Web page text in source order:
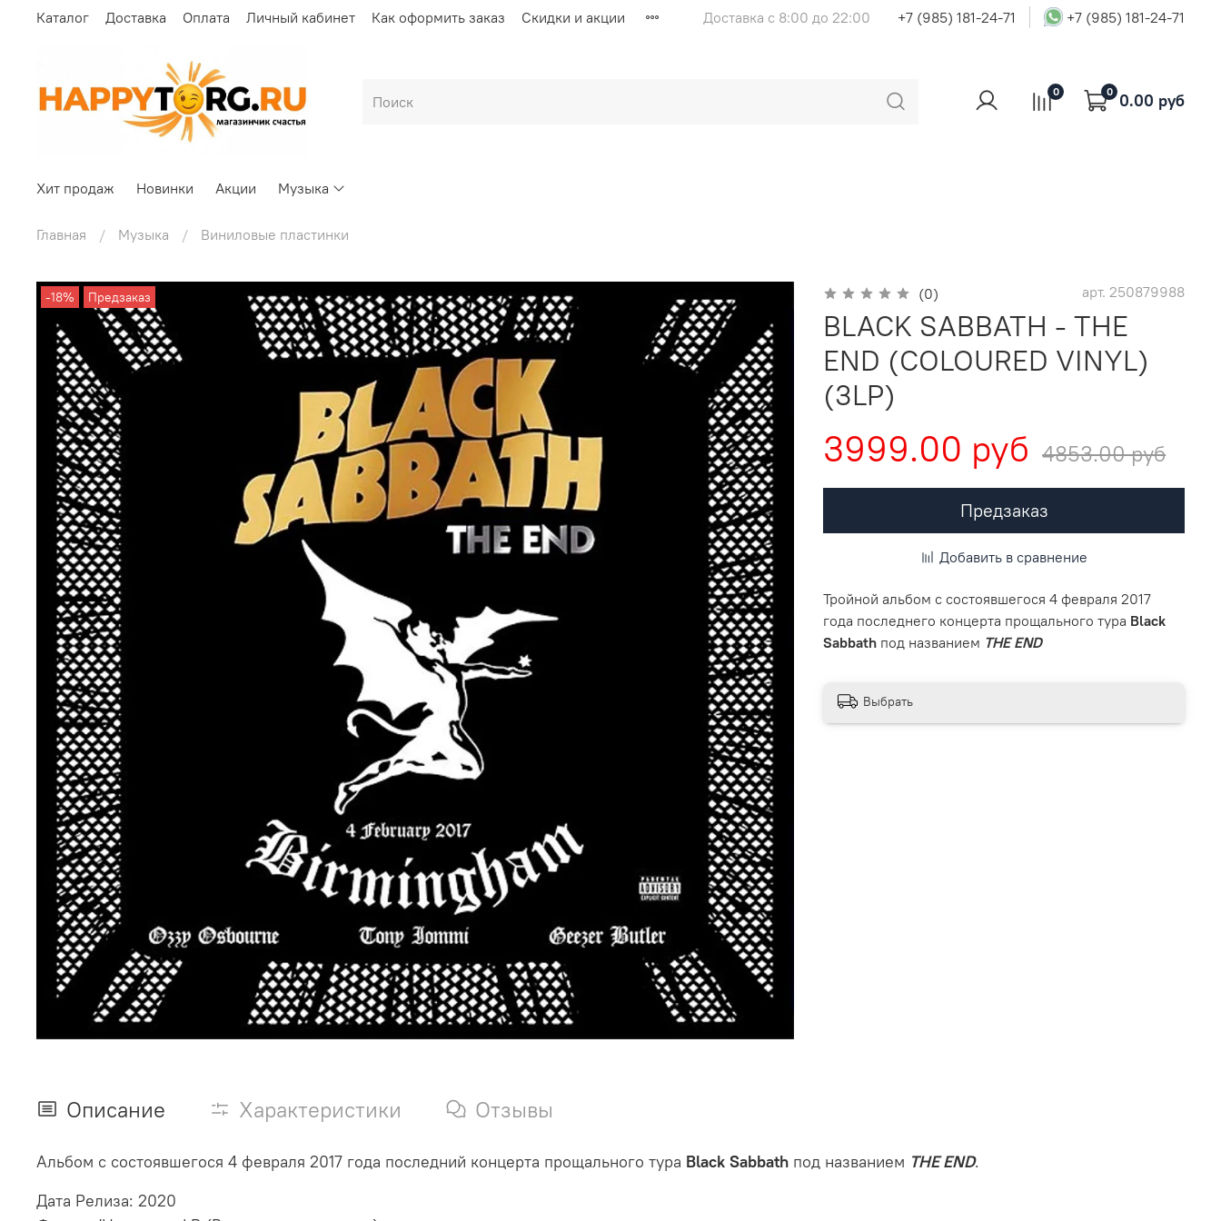
Каталог Доставка Оплата Личный кабинет Как оформить заказ Скидки и акции Доставка с 8:00 до 22:00 +7 (985) 181-24-71 +7 (985) 181-24-71
0 0 0.00 руб
Хит продаж Новинки Акции Музыка
Главная Музыка Виниловые пластинки
-18% Предзаказ (0) арт. 250879988
BLACK SABBATH - THE
END (COLOURED VINYL)
(3LP)
3999.00 руб 4853.00 руб
Предзаказ
Добавить в сравнение
Тройной альбом с состоявшегося 4 февраля 2017
года последнего концерта прощального тура Black
Sabbath под названием THE END
Выбрать
Описание Характеристики Отзывы
Альбом с состоявшегося 4 февраля 2017 года последний концерта прощального тура Black Sabbath под названием THE END.
Дата Релиза: 2020